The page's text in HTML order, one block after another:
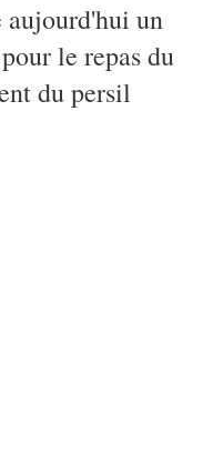
aujourd'hui un
le repas du
du persil